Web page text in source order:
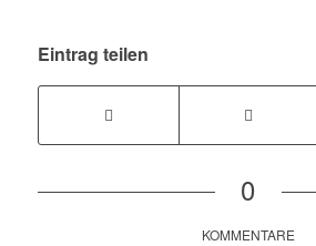
Eintrag teilen
0
KOMMENTARE